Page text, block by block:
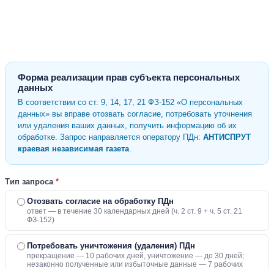
Форма реализации прав субъекта персональных
данных
В соответствии со ст. 9, 14, 17, 21 ФЗ-152 «О персональных
данных» вы вправе отозвать согласие, потребовать уточнения
или удаления ваших данных, получить информацию об их
обработке. Запрос направляется оператору ПДн: АНТИСПРУТ
краевая независимая газета.
Тип запроса *
Отозвать согласие на обработку ПДн
ответ — в течение 30 календарных дней (ч. 2 ст. 9 + ч. 5 ст. 21
ФЗ-152)
Потребовать уничтожения (удаления) ПДн
прекращение — 10 рабочих дней, уничтожение — до 30 дней;
незаконно полученные или избыточные данные — 7 рабочих